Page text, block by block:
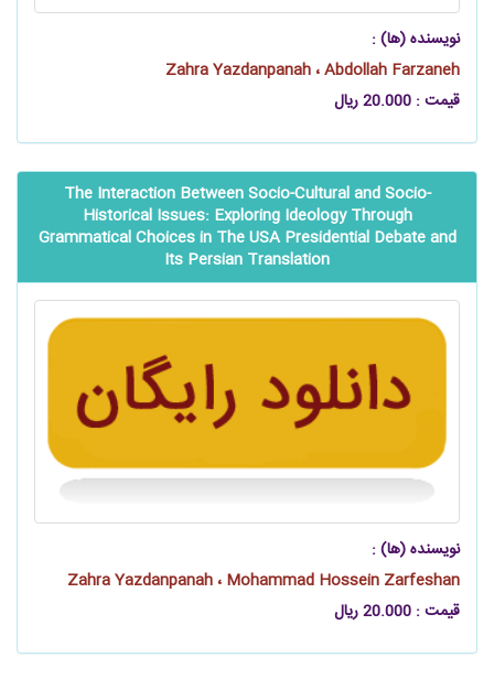
نویسنده (ها) :
Zahra Yazdanpanah ، Abdollah Farzaneh
قیمت : 20.000 ریال
The Interaction Between Socio-Cultural and Socio-
Historical Issues: Exploring Ideology Through
Grammatical Choices in The USA Presidential Debate and
Its Persian Translation
نویسنده (ها) :
Zahra Yazdanpanah ، Mohammad Hossein Zarfeshan
قیمت : 20.000 ریال